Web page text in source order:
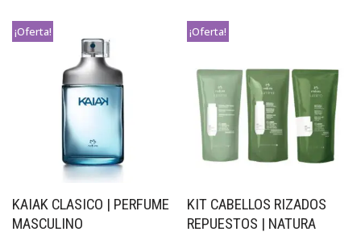
¡Oferta!
KAIAK CLASICO | PERFUME
MASCULINO
¡Oferta!
KIT CABELLOS RIZADOS
REPUESTOS | NATURA